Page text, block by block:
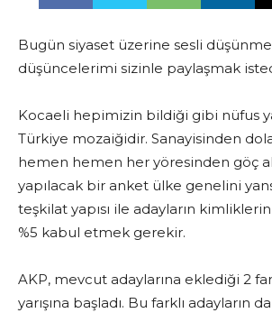
Bugün siyaset üzerine sesli
düşüncelerimi sizinle paylaşmak
Kocaeli hepimizin bildiği gibi nüfus
Türkiye mozaiğidir. Sanayisinden
hemen hemen her yöresinden göç
yapılacak bir anket ülke genelini
teşkilat yapısı ile adayların
%5 kabul etmek gerekir.
AKP, mevcut adaylarına eklediği 2
yarışına başladı. Bu farklı adayların